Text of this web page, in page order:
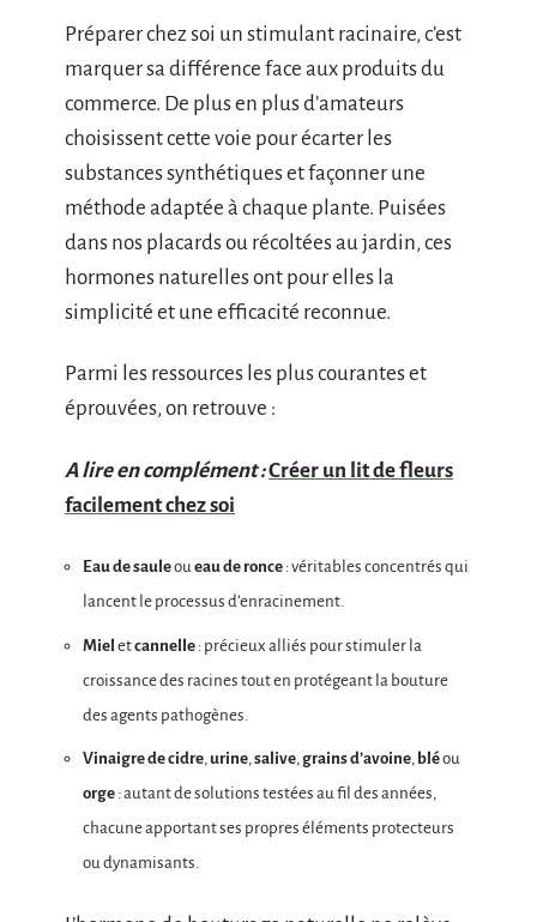
Préparer chez soi un stimulant racinaire, c’est
marquer sa différence face aux produits du
commerce. De plus en plus d’amateurs
choisissent cette voie pour écarter les
substances synthétiques et façonner une
méthode adaptée à chaque plante. Puisées
dans nos placards ou récoltées au jardin, ces
hormones naturelles ont pour elles la
simplicité et une efficacité reconnue.
Parmi les ressources les plus courantes et
éprouvées, on retrouve :
A lire en complément :Créer un lit de fleurs
facilement chez soi
Eau de sauleoueau de ronce : véritables concentrés qui
lancent le processus d’enracinement.
Miel etcannelle : précieux alliés pour stimuler la
croissance des racines tout en protégeant la bouture
des agents pathogènes.
Vinaigre de cidre,urine,salive,grains d’avoine, bléou
orge : autant de solutions testées au fil des années,
chacune apportant ses propres éléments protecteurs
ou dynamisants.